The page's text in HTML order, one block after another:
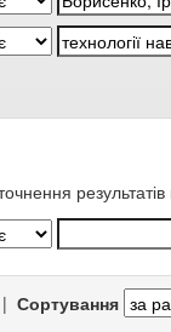
| Сортування